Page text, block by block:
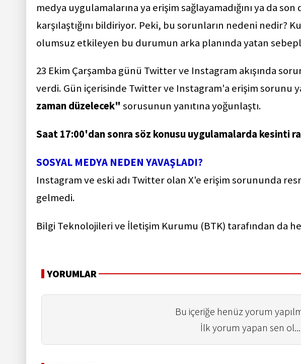
medya uygulamalarına ya erişim sağlayamadığını ya da
karşılaştığını bildiriyor. Peki, bu sorunların nedeni nedir?
olumsuz etkileyen bu durumun arka planında yatan
23 Ekim Çarşamba günü Twitter ve Instagram akışında
verdi. Gün içerisinde Twitter ve Instagram'a erişim sorunu
zaman düzelecek" sorusunun yanıtına yoğunlaştı.
Saat 17:00'dan sonra söz konusu uygulamalarda kesinti
SOSYAL MEDYA NEDEN YAVAŞLADI?
Instagram ve eski adı Twitter olan X'e erişim sorununda
gelmedi.
Bilgi Teknolojileri ve İletişim Kurumu (BTK) tarafından da
YORUMLAR
Bu içeriğe henüz yorum
İlk yorum yapan sen ol...